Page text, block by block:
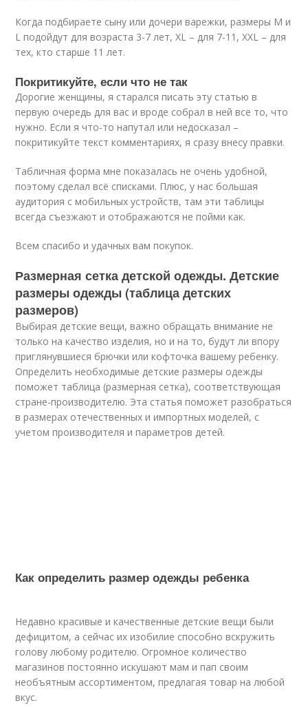
Когда подбираете сыну или дочери варежки, размеры M и
L подойдут для возраста 3-7 лет, XL – для 7-11, XXL – для
тех, кто старше 11 лет.
Покритикуйте, если что не так
Дорогие женщины, я старался писать эту статью в
первую очередь для вас и вроде собрал в ней все то, что
нужно. Если я что-то напутал или недосказал –
покритикуйте текст комментариях, я сразу внесу правки.
Табличная форма мне показалась не очень удобной,
поэтому сделал всё списками. Плюс, у нас большая
аудитория с мобильных устройств, там эти таблицы
всегда съезжают и отображаются не пойми как.
Всем спасибо и удачных вам покупок.
Размерная сетка детской одежды. Детские
размеры одежды (таблица детских
размеров)
Выбирая детские вещи, важно обращать внимание не
только на качество изделия, но и на то, будут ли впору
приглянувшиеся брючки или кофточка вашему ребенку.
Определить необходимые детские размеры одежды
поможет таблица (размерная сетка), соответствующая
стране-производителю. Эта статья поможет разобраться
в размерах отечественных и импортных моделей, с
учетом производителя и параметров детей.
Как определить размер одежды ребенка
Недавно красивые и качественные детские вещи были
дефицитом, а сейчас их изобилие способно вскружить
голову любому родителю. Огромное количество
магазинов постоянно искушают мам и пап своим
необъятным ассортиментом, предлагая товар на любой
вкус.